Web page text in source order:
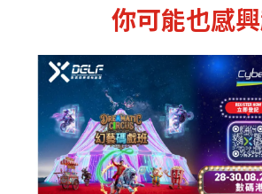
你可能也感